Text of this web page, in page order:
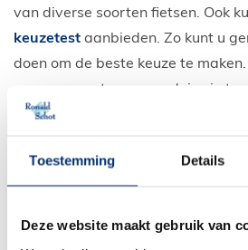
Toestemming Details
Deze website maakt gebruik van
van diverse soorten fietsen. Ook
keuzetest aanbieden. Zo kunt u
doen om de beste keuze te
opnemen met ons om advies in te
uiteraard ook gezellig bij ons in